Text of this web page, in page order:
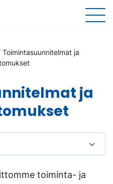
Toimintasuunnitelmat ja
ja
toiminta- ja